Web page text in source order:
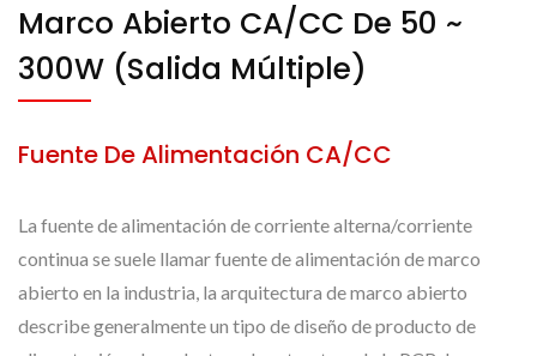
Marco Abierto CA/CC De 50 ~
300W (salida Múltiple)
Fuente De Alimentación CA/CC
La fuente de alimentación de corriente alterna/corriente
continua se suele llamar fuente de alimentación de marco
abierto en la industria, la arquitectura de marco abierto
describe generalmente un tipo de diseño de producto de